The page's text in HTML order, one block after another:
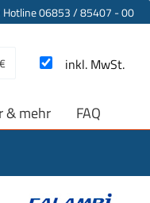
Hotline 06853 / 85407 - 00
inkl. MwSt.
& mehr FAQ